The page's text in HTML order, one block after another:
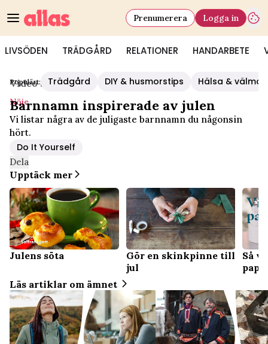
LIVSÖDEN TRÄDGÅRD RELATIONER HANDARBETE
Prenumerera Logga in
Populärt: Trädgård DIY & husmorstips Hälsa &
Video Start/Nöje
Nöje
Barnnamn inspirerade av julen
Vi listar några av de juligaste barnnamn du någonsin
hört.
Do It Yourself
Dela
Upptäck mer
Julens söta
Gör en skinkpinne till
jul
Så
Läs artiklar om ämnet